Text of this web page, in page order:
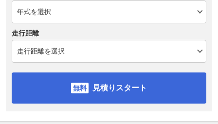
走行距離
見積りスタート